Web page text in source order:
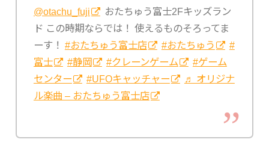
@otachu_fuji
おたちゅう富士2Fキッズラン
ド この時期ならでは！ 使えるものそろってま
ーす！ #おたちゅう富士店 #おたちゅう
#
富士
#静岡 #クレーンゲーム
#ゲーム
センター
#UFOキャッチャー
♬ オリジナ
ル楽曲 – おたちゅう富士店